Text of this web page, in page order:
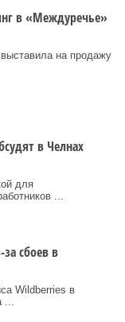
в «Междуречье»
на продажу
в Челнах
для
...
сбоев в
Wildberries в